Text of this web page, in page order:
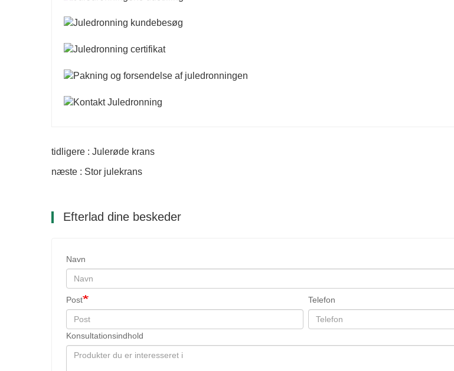
tidligere : Julerøde krans
næste : Stor julekrans
Efterlad dine beskeder
Navn
Post Telefon
Konsultationsindhold